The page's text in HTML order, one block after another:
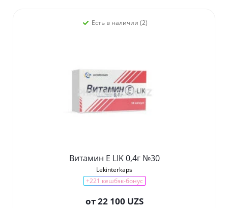
Есть в наличии (2)
Витамин Е LIK 0,4г №30
Lekinterkaps
+221 кешбэк-бонус
от22 100 UZS